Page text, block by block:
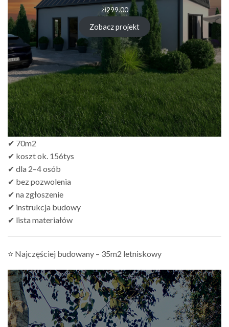
zł299.00
Zobacz projekt
✔ 70m2
✔ koszt ok. 156tys
✔ dla 2–4 osób
✔ bez pozwolenia
✔ na zgłoszenie
✔ instrukcja budowy
✔ lista materiałów
⭐ Najczęściej budowany – 35m2 letniskowy